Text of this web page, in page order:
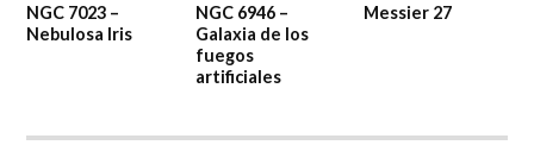
NGC 7023 –
Nebulosa Iris
NGC 6946 –
Galaxia de los
fuegos
artificiales
Messier 27